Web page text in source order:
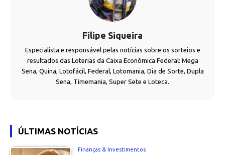
Filipe Siqueira
Especialista e responsável pelas notícias sobre os sorteios e
resultados das Loterias da Caixa Econômica Federal: Mega
Sena, Quina, Lotofácil, Federal, Lotomania, Dia de Sorte, Dupla
Sena, Timemania, Super Sete e Loteca.
ÚLTIMAS NOTÍCIAS
Finanças & Investimentos